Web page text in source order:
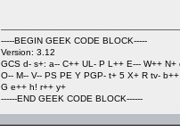
-----BEGIN GEEK CODE BLOCK-----
Version: 3.12
GCS d- s+: a-- C++ UL- P L++ E--- W++ N+
O-- M-- V-- PS PE Y PGP- t+ 5 X+ R tv-
G e++ h! r++ y+
------END GEEK CODE BLOCK------